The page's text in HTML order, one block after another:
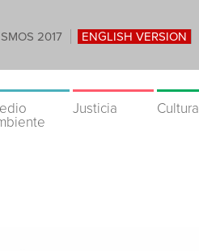
2017 ENGLISH VERSION
Justicia Cultura